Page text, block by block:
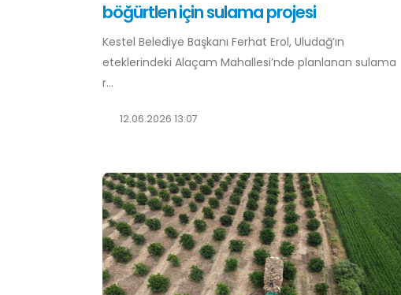
böğürtlen için sulama projesi
Kestel Belediye Başkanı Ferhat Erol, Uludağ’ın
eteklerindeki Alaçam Mahallesi’nde planlanan sulama
r...
12.06.2026 13:07